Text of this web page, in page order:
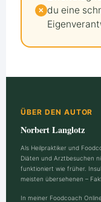
du eine
ÜBER DEN AUTOR
Norbert Langlotz
Als Heilpraktiker und
Diäten und Arztbesuchen
funktioniert wie früher.
meisten übersehenen –
In meiner Foodcoach